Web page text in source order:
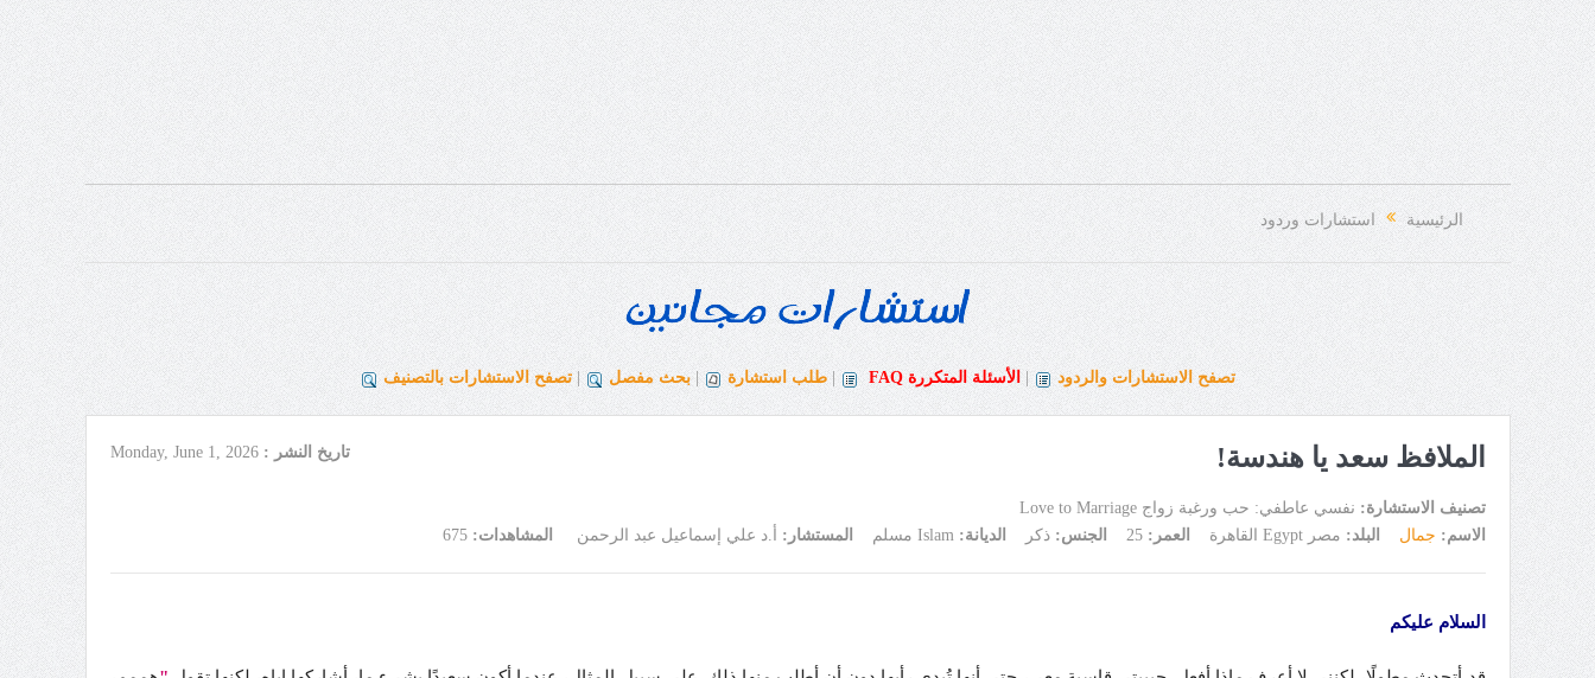
الرئيسية استشارات وردود
تصفح الاستشارات والردود الأسئلة المتكررة FAQ طلب استشارة | بحث مفصل | تصفح الاستشارات بالتصنيف
الملافظ سعد يا هندسة! تاريخ النشر :Monday, June 1, 2026
تصنيف الاستشارة: نفسي عاطفي: حب ورغبة زواج Love to Marriage
الاسم: جمال البلد: مصر Egypt القاهرة العمر:25 الجنس:ذكر الديانة:Islam مسلم المستشار: أ.د علي إسماعيل عبد الرحمن المشاهدات:675
السلام عليكم